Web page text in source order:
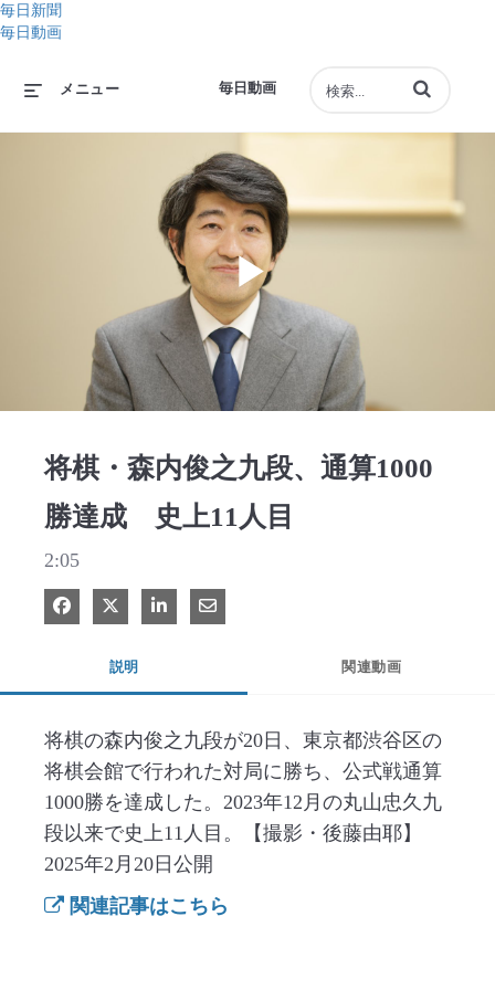
毎日新聞
毎日動画
毎日動画
メニュー 動画の検索語句
Play
将棋・森内俊之九段、通算1000
勝達成 史上11人目
2:05
Facebook で共有
Xで共有する
LinkedIn で共有
電子メールで共有
説明 関連動画
将棋の森内俊之九段が20日、東京都渋谷区の
将棋会館で行われた対局に勝ち、公式戦通算
1000勝を達成した。2023年12月の丸山忠久九
段以来で史上11人目。【撮影・後藤由耶】
2025年2月20日公開
関連記事はこちら